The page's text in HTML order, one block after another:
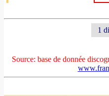
1
Source: base de donnée